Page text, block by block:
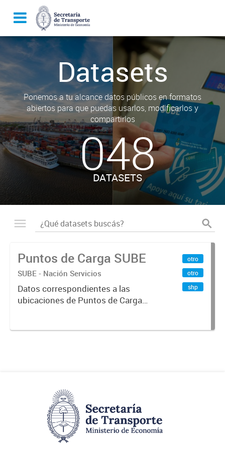
Datasets
Ponemos a tu alcance datos públicos en formatos
abiertos para que puedas usarlos, modificarlos y
compartirlos
048
DATASETS
Puntos de Carga SUBE
SUBE - Nación Servicios
Datos correspondientes a las
ubicaciones de Puntos de Carga
otro
otro
shp